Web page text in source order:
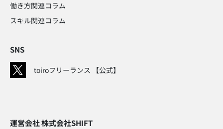
働き方関連コラム​
スキル関連コラム​
SNS
toiroフリーランス 【公式】
運営会社 株式会社SHIFT​